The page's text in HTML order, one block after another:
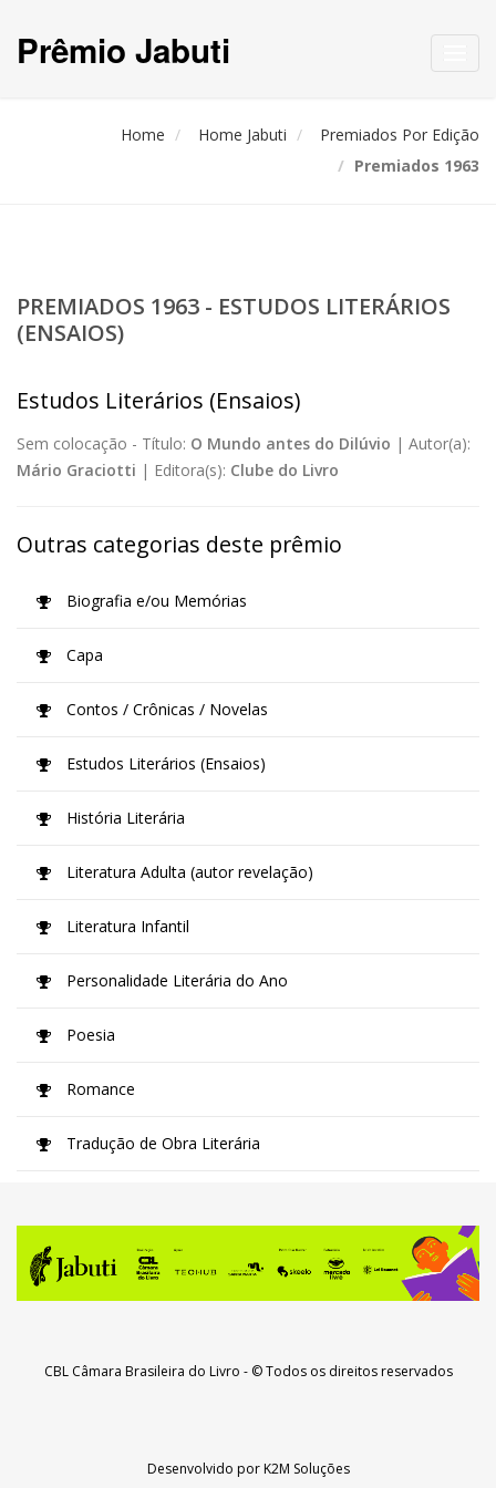
Prêmio Jabuti
Home Home Jabuti
Premiados Por Edição
Premiados 1963
PREMIADOS 1963 - ESTUDOS LITERÁRIOS
(ENSAIOS)
Estudos Literários (Ensaios)
Sem colocação - Título: O Mundo antes do Dilúvio | Autor(a):
Mário Graciotti | Editora(s): Clube do Livro
Outras categorias deste prêmio
Biografia e/ou Memórias
Capa
Contos / Crônicas / Novelas
Estudos Literários (Ensaios)
História Literária
Literatura Adulta (autor revelação)
Literatura Infantil
Personalidade Literária do Ano
Poesia
Romance
Tradução de Obra Literária
CBL Câmara Brasileira do Livro - © Todos os direitos reservados
Desenvolvido porK2M Soluções